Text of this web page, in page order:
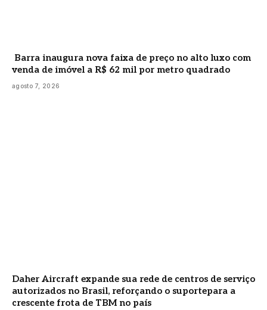
Barra inaugura nova faixa de preço no alto luxo com
venda de imóvel a R$ 62 mil por metro quadrado
agosto 7, 2026
Daher Aircraft expande sua rede de centros de serviço
autorizados no Brasil, reforçando o suportepara a
crescente frota de TBM no país